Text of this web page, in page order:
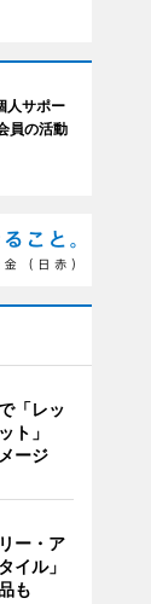
人サポー
員の活動
「レッ
ト」
ージ
ー・ア
イル」
も